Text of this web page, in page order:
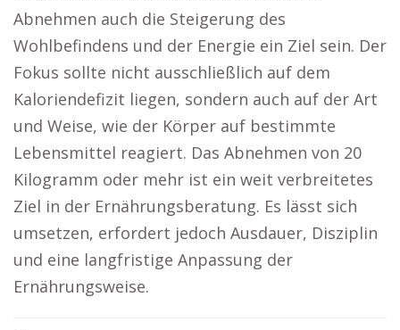
Abnehmen auch die Steigerung des
Wohlbefindens und der Energie ein Ziel sein. Der
Fokus sollte nicht ausschließlich auf dem
Kaloriendefizit liegen, sondern auch auf der Art
und Weise, wie der Körper auf bestimmte
Lebensmittel reagiert. Das Abnehmen von 20
Kilogramm oder mehr ist ein weit verbreitetes
Ziel in der Ernährungsberatung. Es lässt sich
umsetzen, erfordert jedoch Ausdauer, Disziplin
und eine langfristige Anpassung der
Ernährungsweise.